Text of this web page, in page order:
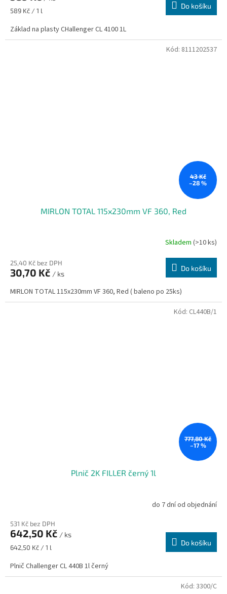
Měrná
589 Kč / 1 l
Do košíku
Základ na plasty CHallenger CL 4100 1L
43 Kč
–28 %
MIRLON TOTAL 115x230mm VF 360, Red
Skladem (>10 ks)
25,40 Kč bez DPH
30,70 Kč / ks
Do košíku
MIRLON TOTAL 115x230mm VF 360, Red ( baleno po 25ks)
Kód: 8111202537
777,80 Kč
–17 %
Plnič 2K FILLER černý 1l
do 7 dní od objednání
531 Kč bez DPH
642,50 Kč / ks
Měrná
642,50 Kč / 1 l
Do košíku
Plnič Challenger CL 440B 1l černý
Kód: CL440B/1
Kód: 3300/C